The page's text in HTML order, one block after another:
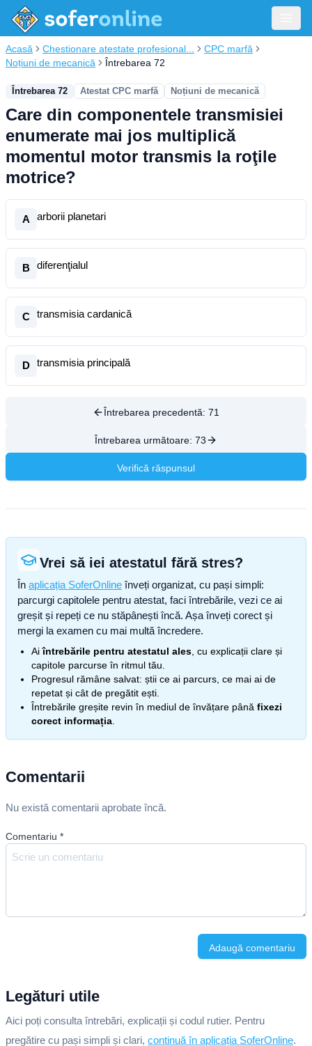
Acasă Chestionare atestate profesional...
CPC marfă
Noțiuni de mecanică
Întrebarea 72
Întrebarea 72 Atestat CPC marfă Noțiuni de mecanică
Care din componentele transmisiei
enumerate mai jos multiplică
momentul motor transmis la roţile
motrice?
A arborii planetari
B diferenţialul
C transmisia cardanică
D transmisia principală
Întrebarea precedentă: 71
Întrebarea următoare: 73
Verifică răspunsul
Vrei să iei atestatul fără stres?
În aplicația SoferOnline înveți organizat, cu pași simpli:
parcurgi capitolele pentru atestat, faci întrebările, vezi ce ai
greșit și repeți ce nu stăpânești încă. Așa înveți corect și
mergi la examen cu mai multă încredere.
Aiîntrebările pentru atestatul ales , cu explicații clare și
capitole parcurse în ritmul tău.
Progresul rămâne salvat: știi ce ai parcurs, ce mai ai de
repetat și cât de pregătit ești.
Întrebările greșite revin în mediul de învățare până fixezi
corect informația
Comentarii
Nu există comentarii aprobate încă.
Comentariu *
Adaugă comentariu
Legături utile
Aici poți consulta întrebări, explicații și codul rutier. Pentru
pregătire cu pași simpli și clari, continuă în aplicația SoferOnline.